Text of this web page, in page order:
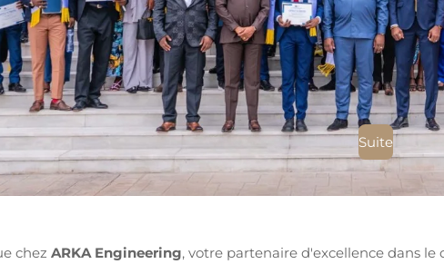
Suite
chez ARKA Engineering, votre partenaire d'excellence dans